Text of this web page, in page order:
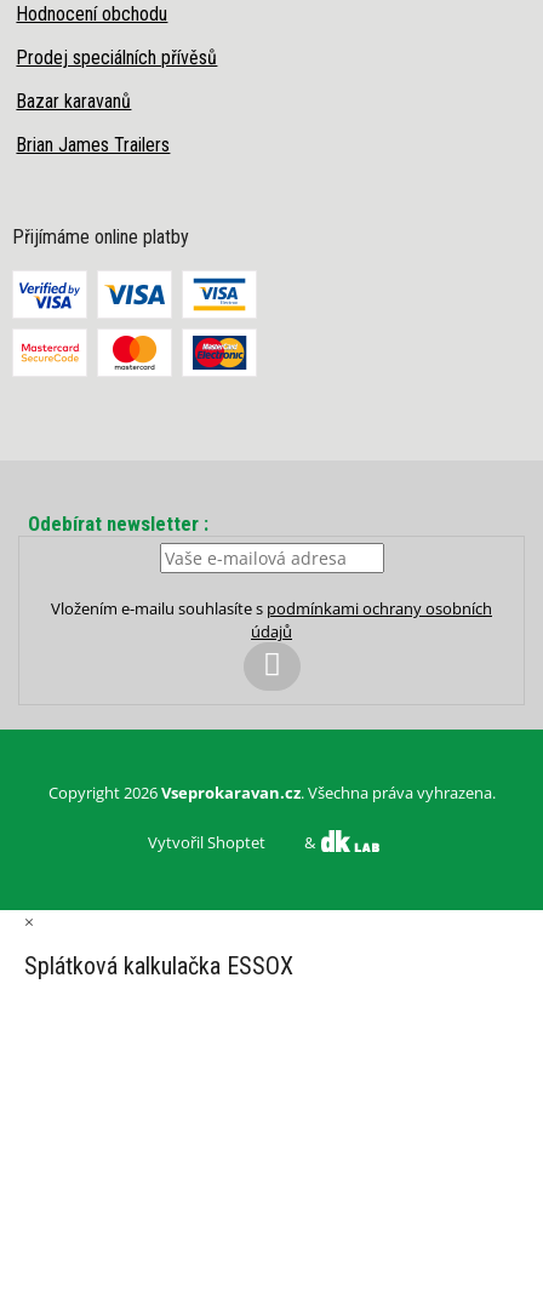
Hodnocení obchodu
Prodej speciálních přívěsů
Bazar karavanů
Brian James Trailers
Přijímáme online platby
Odebírat newsletter
Vložením e-mailu souhlasíte s podmínkami ochrany osobních
údajů
PŘIHLÁSIT
SE
Vytvořil Shoptet &
Copyright 2026Vseprokaravan.cz. Všechna práva vyhrazena.
×
Splátková kalkulačka ESSOX